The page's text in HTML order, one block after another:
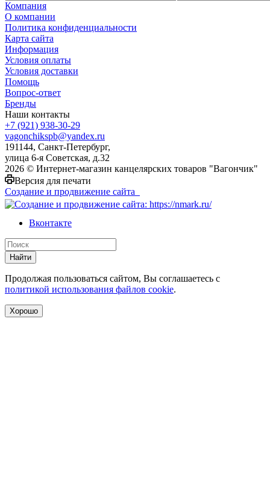
Компания
О компании
Политика конфиденциальности
Карта сайта
Информация
Условия оплаты
Условия доставки
Помощь
Вопрос-ответ
Бренды
Наши контакты
+7 (921) 938-30-29
vagonchikspb@yandex.ru
191144, Санкт-Петербург,
улица 6-я Советская, д.32
2026 © Интернет-магазин канцелярских товаров "Вагончик"
Версия для печати
Создание и продвижение сайта
Вконтакте
Найти
Продолжая пользоваться сайтом, Вы соглашаетесь с
политикой использования файлов cookie.
Хорошо